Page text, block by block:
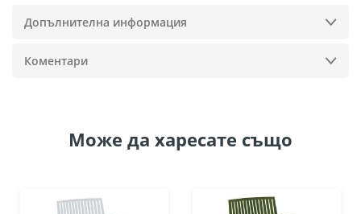
Допълнителна информация
Коментари
Може да харесате също